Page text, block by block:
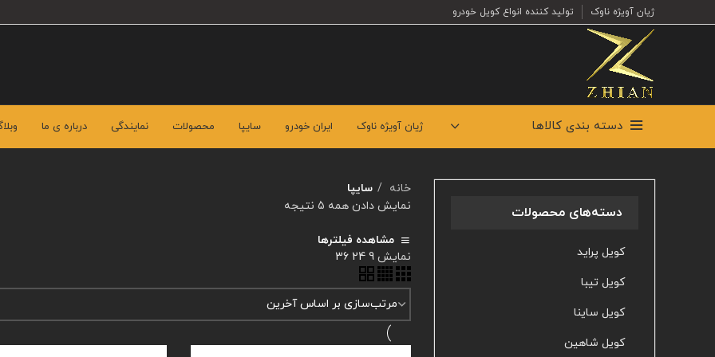
ژیان آویژه ناوک تولید کننده انواع کویل خودرو
دسته بندی کالاها ژیان آویژه ناوک ایران خودرو سایپا محصولات نمایندگی درباره ی ما
دسته‌های محصولات
کویل پراید
کویل تیبا
کویل ساینا
کویل شاهین
خانه
سایپا
نمایش دادن همه 5 نتیجه
مشاهده فیلترها
نمایش9
24
36